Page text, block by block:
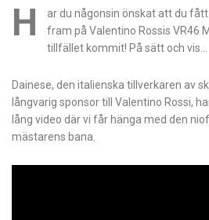
H
ar du någonsin önskat att du
fram på Valentino Rossis VR46
tillfället kommit! På sätt och vis…
Dainese, den italienska tillverkaren av
långvarig sponsor till Valentino Rossi,
lång video där vi får hänga med den
mästarens bana.